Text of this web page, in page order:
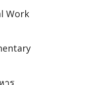
Work